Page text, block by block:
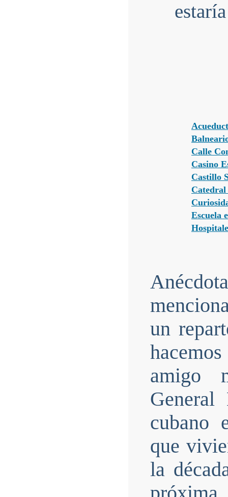
Calle
Casino
Castillo
Catedral
Escuela
un
amigo
General
cubano
que
la